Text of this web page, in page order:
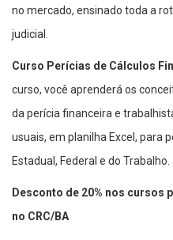
no mercado, ensinado toda a
judicial.
Curso Perícias de Cálculos
curso, você aprenderá os
da perícia financeira e
usuais, em planilha Excel, para
Estadual, Federal e do Trabalho.
Desconto de 20% nos
no CRC/BA